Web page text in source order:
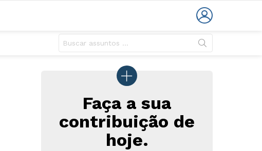
Faça a sua
contribuição de
hoje.